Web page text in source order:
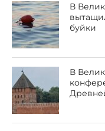
В
буйки
В